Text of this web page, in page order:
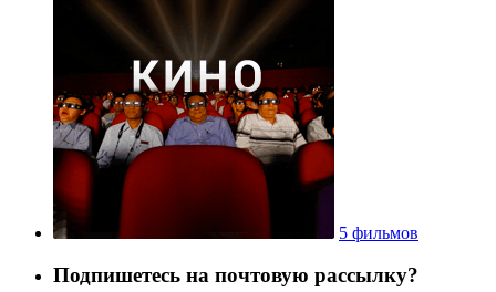
5 фильмов
Подпишетесь на почтовую рассылку?